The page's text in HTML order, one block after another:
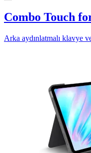
Combo Touch
Arka aydınlatmalı klavye